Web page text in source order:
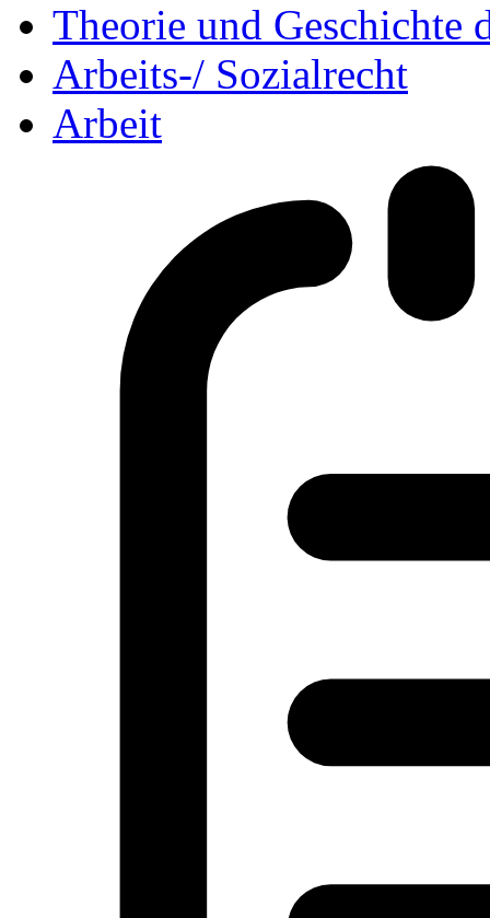
Theorie und Geschichte
Arbeits-/ Sozialrecht
Arbeit